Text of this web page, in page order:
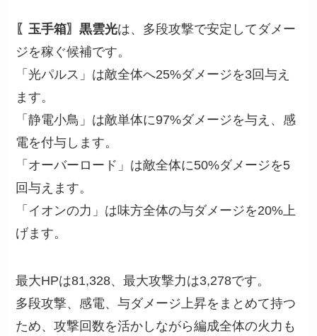
〖玉手箱〗黒雲光は、多段攻撃で安定してダメー
ジを稼ぐ候補です。
「光パルス」は敵全体へ25%ダメージを3回与え
ます。
「静電小鳥」は敵単体に97%ダメージを与え、感
電を付与します。
「オーバーロード」は敵全体に50%ダメージを5
回与えます。
「イオンの力」は味方全体の与ダメージを20%上
げます。
最大HPは81,328、最大攻撃力は3,278です。
多段攻撃、感電、与ダメージ上昇をまとめて持つ
ため、攻撃回数を活かしながら編成全体の火力も